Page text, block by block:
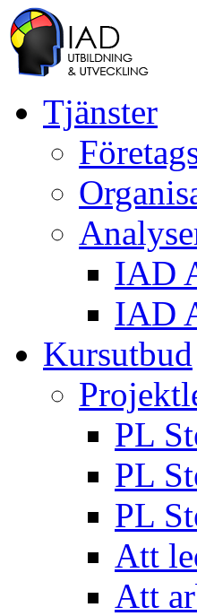
Tjänster
IAD
IAD
Kursutbud
PL
PL
PL
Att
Att